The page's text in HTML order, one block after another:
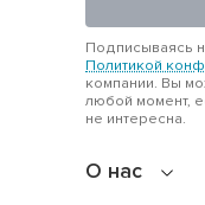
О нас
Подписываясь
Политикой
компании. Вы
любой момент,
не интересна.